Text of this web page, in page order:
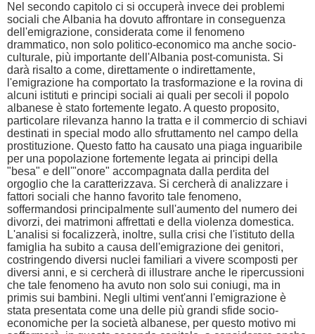
Nel secondo capitolo ci si occuperà invece dei problemi
sociali che Albania ha dovuto affrontare in conseguenza
dell'emigrazione, considerata come il fenomeno
drammatico, non solo politico-economico ma anche socio-
culturale, più importante dell'Albania post-comunista. Si
darà risalto a come, direttamente o indirettamente,
l'emigrazione ha comportato la trasformazione e la rovina di
alcuni istituti e principi sociali ai quali per secoli il popolo
albanese è stato fortemente legato. A questo proposito,
particolare rilevanza hanno la tratta e il commercio di schiavi
destinati in special modo allo sfruttamento nel campo della
prostituzione. Questo fatto ha causato una piaga inguaribile
per una popolazione fortemente legata ai principi della
"besa" e dell'"onore" accompagnata dalla perdita del
orgoglio che la caratterizzava. Si cercherà di analizzare i
fattori sociali che hanno favorito tale fenomeno,
soffermandosi principalmente sull'aumento del numero dei
divorzi, dei matrimoni affrettati e della violenza domestica.
L'analisi si focalizzerà, inoltre, sulla crisi che l'istituto della
famiglia ha subito a causa dell'emigrazione dei genitori,
costringendo diversi nuclei familiari a vivere scomposti per
diversi anni, e si cercherà di illustrare anche le ripercussioni
che tale fenomeno ha avuto non solo sui coniugi, ma in
primis sui bambini. Negli ultimi vent'anni l'emigrazione è
stata presentata come una delle più grandi sfide socio-
economiche per la società albanese, per questo motivo mi